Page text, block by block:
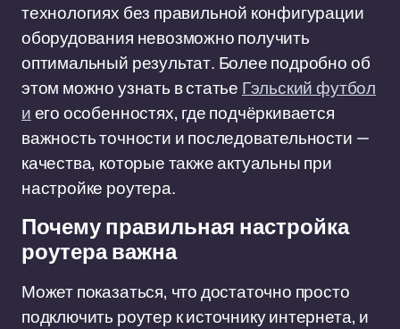
технологиях без правильной конфигурации
оборудования невозможно получить
оптимальный результат. Более подробно об
этом можно узнать в статье Гэльский футбол
иего особенностях, где подчёркивается
важность точности и последовательности —
качества, которые также актуальны при
настройке роутера.
Почему правильная настройка
роутера важна
Может показаться, что достаточно просто
подключить роутер к источнику интернета, и